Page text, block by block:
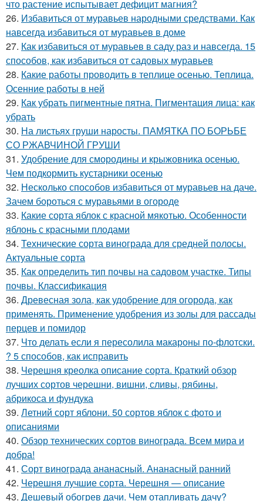
что растение испытывает дефицит магния?
26. Избавиться от муравьев народными средствами. Как
навсегда избавиться от муравьев в доме
27. Как избавиться от муравьев в саду раз и навсегда. 15
способов, как избавиться от садовых муравьев
28. Какие работы проводить в теплице осенью. Теплица.
Осенние работы в ней
29. Как убрать пигментные пятна. Пигментация лица: как
убрать
30. На листьях груши наросты. ПАМЯТКА ПО БОРЬБЕ
СО РЖАВЧИНОЙ ГРУШИ
31. Удобрение для смородины и крыжовника осенью.
Чем подкормить кустарники осенью
32. Несколько способов избавиться от муравьев на даче.
Зачем бороться с муравьями в огороде
33. Какие сорта яблок с красной мякотью. Особенности
яблонь с красными плодами
34. Технические сорта винограда для средней полосы.
Актуальные сорта
35. Как определить тип почвы на садовом участке. Типы
почвы. Классификация
36. Древесная зола, как удобрение для огорода, как
применять. Применение удобрения из золы для рассады
перцев и помидор
37. Что делать если я пересолила макароны по-флотски.
? 5 способов, как исправить
38. Черешня креолка описание сорта. Краткий обзор
лучших сортов черешни, вишни, сливы, рябины,
абрикоса и фундука
39. Летний сорт яблони. 50 сортов яблок с фото и
описаниями
40. Обзор технических сортов винограда. Всем мира и
добра!
41. Сорт винограда ананасный. Ананасный ранний
42. Черешня лучшие сорта. Черешня — описание
43. Дешевый обогрев дачи. Чем отапливать дачу?